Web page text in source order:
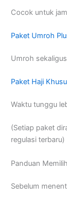
Cocok untuk
Paket Umroh
Umroh
Paket Haji
Waktu tunggu
(Setiap paket
regulasi terbaru)
Panduan
Sebelum